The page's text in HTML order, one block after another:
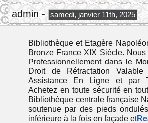
admin - samedi, janvier 11th, 2025
Bibliothèque et Etagère
Bronze France XIX Siècle. Nous
Professionnellement dans le
Droit de Rétractation Valable
Assistance En Ligne et par
Achetez en toute sécurité en
Bibliothèque centrale française
soutenue par des pieds
inférieure à la fois en façade et